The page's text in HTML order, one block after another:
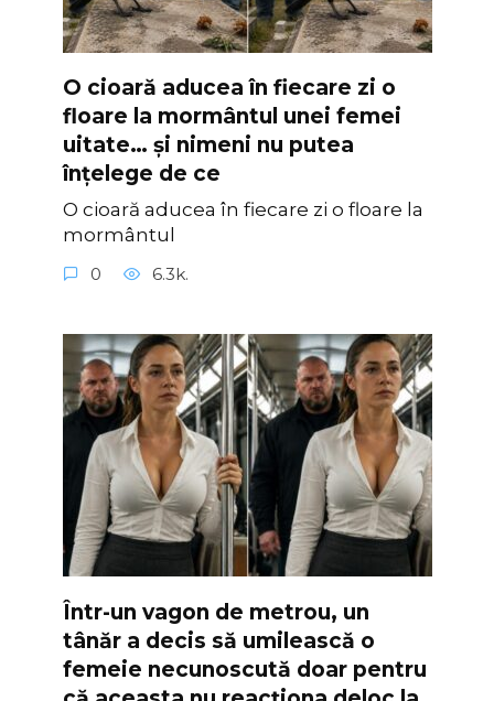
O cioară aducea în fiecare zi o
floare la mormântul unei femei
uitate… și nimeni nu putea
înțelege de ce
O cioară aducea în fiecare zi o floare la
mormântul
0 6.3k.
Într-un vagon de metrou, un
tânăr a decis să umilească o
femeie necunoscută doar pentru